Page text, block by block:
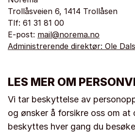
Trollåsveien 6, 1414 Trollåsen
Tlf: 61 31 81 00
E-post: mail@norema.no
Administrerende direktør: Ole
LES MER OM
Vi tar beskyttelse av
og ønsker å forsikre oss om at
beskyttes hver gang du